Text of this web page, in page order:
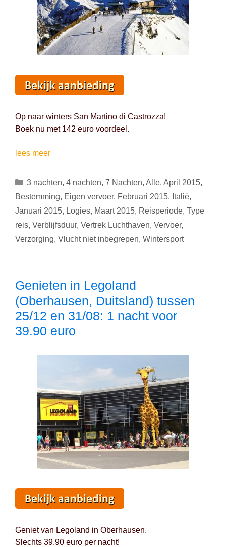
Op naar winters San Martino di Castrozza!
Boek nu met 142 euro voordeel.
lees meerWinterpret
Martino
di
Castrozza
(Italië):
4,
dagen
vanaf
euro
Categorieën
3 nachten, 4 nachten, 7 Nachten, Alle, April 2015,
Bestemming, Eigen vervoer, Februari 2015, Italië,
Januari 2015, Logies, Maart 2015, Reisperiode, Type
reis, Verblijfsduur, Vertrek Luchthaven, Vervoer,
Verzorging, Vlucht niet inbegrepen, Wintersport
Genieten in Legoland
(Oberhausen, Duitsland) tussen
25/12 en 31/08: 1 nacht voor
39.90 euro
Geniet van Legoland in Oberhausen.
Slechts 39.90 euro per nacht!